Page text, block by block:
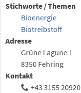
Stichworte / Themen
Bioenergie
Biotreibstoff
Adresse
Grüne Lagune 1
8350 Fehring
Kontakt
+43 3155 20920